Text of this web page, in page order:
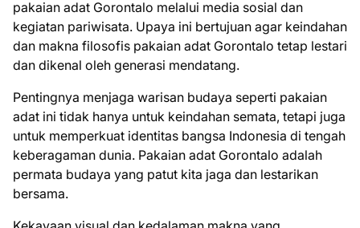
pakaian adat Gorontalo melalui media sosial dan
kegiatan pariwisata. Upaya ini bertujuan agar keindahan
dan makna filosofis pakaian adat Gorontalo tetap lestari
dan dikenal oleh generasi mendatang.
Pentingnya menjaga warisan budaya seperti pakaian
adat ini tidak hanya untuk keindahan semata, tetapi juga
untuk memperkuat identitas bangsa Indonesia di tengah
keberagaman dunia. Pakaian adat Gorontalo adalah
permata budaya yang patut kita jaga dan lestarikan
bersama.